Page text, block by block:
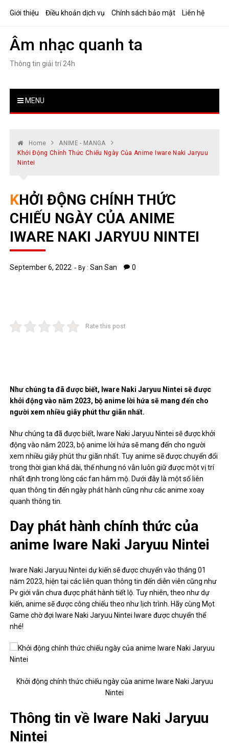
Giới thiệu Điều khoản dịch vụ Chính sách bảo mật Liên hệ
Âm nhạc quanh ta
Thông tin giải trí 24h
MENU
Home
ANIME - MANGA
Khởi Động Chính Thức Chiếu Ngày Của Anime Iware Naki Jaryuu
Nintei
KHỞI ĐỘNG CHÍNH THỨC
CHIẾU NGÀY CỦA ANIME
IWARE NAKI JARYUU NINTEI
September 6, 2022 By :San San 0
Rate this post
Như chúng ta đã được biết, Iware Naki Jaryuu Nintei sẽ được
khởi động vào năm 2023, bộ anime lời hứa sẽ mang đến cho
người xem nhiều giây phút thư giãn nhất.
Như chúng ta đã được biết, Iware Naki Jaryuu Nintei sẽ được khởi
động vào năm 2023, bộ anime lời hứa sẽ mang đến cho người
xem nhiều giây phút thư giãn nhất. Tuy anime sẽ được chuyển đổi
trong thời gian khá dài, thế nhưng nó vẫn luôn giữ được một vị trí
nhất định trong lòng các fan hâm mộ. Dưới đây là một số liên
quan thông tin đến ngày phát hành cũng như các anime xoay
quanh thông tin.
Day phát hành chính thức của
anime Iware Naki Jaryuu Nintei
Iware Naki Jaryuu Nintei dự kiến ​​sẽ được chuyển vào tháng 01
năm 2023, hiện tại các liên quan thông tin đến diễn viên cũng như
Pv giới vẫn chưa được phát hành tiết lộ. Tuy nhiên, theo như dự
kiến, anime sẽ được công chiếu theo như lịch trình. Hãy cùng Mọt
Game chờ đợi Iware Naki Jaryuu Nintei Iware được chuyển thể
nhé!
Khởi động chính thức chiếu ngày của anime Iware Naki Jaryuu
Nintei
Thông tin về Iware Naki Jaryuu
Nintei